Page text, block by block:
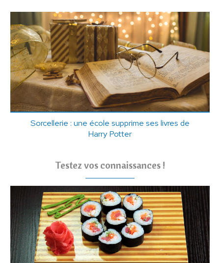
Sorcellerie : une école supprime ses livres de
Harry Potter
Testez vos connaissances !